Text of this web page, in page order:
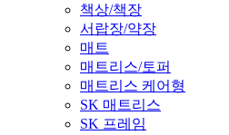
책상/책장
서랍장/약장
매트
매트리스/토퍼
매트리스 케어형
SK 매트리스
SK 프레임